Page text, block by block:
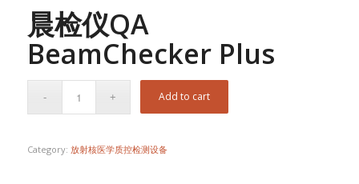
晨检仪QA
BeamChecker Plus
Add to cart
Category: 放射核医学质控检测设备